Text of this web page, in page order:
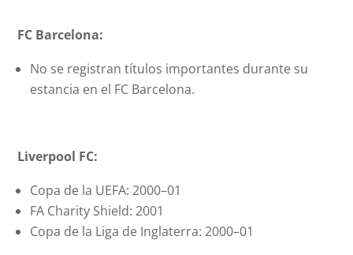
FC Barcelona:
No se registran títulos importantes durante su
estancia en el FC Barcelona.
Liverpool FC:
Copa de la UEFA: 2000–01
FA Charity Shield: 2001
Copa de la Liga de Inglaterra: 2000–01